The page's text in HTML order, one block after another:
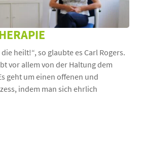
heilt!“, so glaubte es Carl Rogers.
vor allem von der Haltung dem
geht um einen offenen und
indem man sich ehrlich